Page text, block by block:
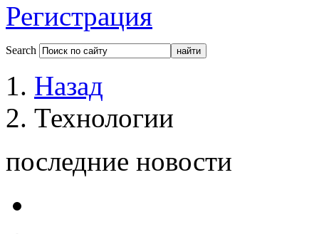
Регистрация
Search
Назад
Технологии
последние новости